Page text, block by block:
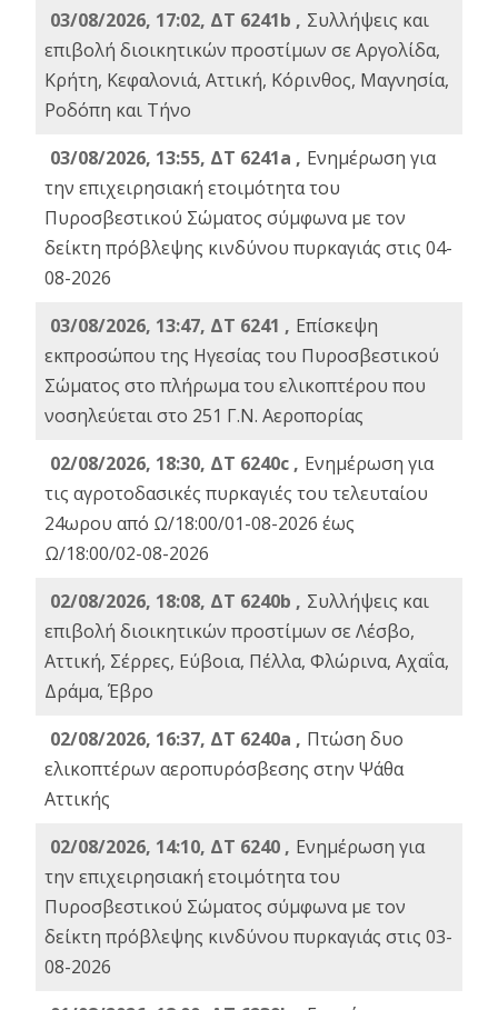
03/08/2026, 17:02, ΔΤ 6241b , Συλλήψεις και
επιβολή διοικητικών προστίμων σε Αργολίδα,
Κρήτη, Κεφαλονιά, Αττική, Κόρινθος, Μαγνησία,
Ροδόπη και Τήνο
03/08/2026, 13:55, ΔΤ 6241a , Ενημέρωση για
την επιχειρησιακή ετοιμότητα του
Πυροσβεστικού Σώματος σύμφωνα με τον
δείκτη πρόβλεψης κινδύνου πυρκαγιάς στις 04-
08-2026
03/08/2026, 13:47, ΔΤ 6241 , Επίσκεψη
εκπροσώπου της Ηγεσίας του Πυροσβεστικού
Σώματος στο πλήρωμα του ελικοπτέρου που
νοσηλεύεται στο 251 Γ.Ν. Αεροπορίας
02/08/2026, 18:30, ΔΤ 6240c , Ενημέρωση για
τις αγροτοδασικές πυρκαγιές του τελευταίου
24ωρου από Ω/18:00/01-08-2026 έως
Ω/18:00/02-08-2026
02/08/2026, 18:08, ΔΤ 6240b , Συλλήψεις και
επιβολή διοικητικών προστίμων σε Λέσβο,
Αττική, Σέρρες, Εύβοια, Πέλλα, Φλώρινα, Αχαΐα,
Δράμα, Έβρο
02/08/2026, 16:37, ΔΤ 6240a , Πτώση δυο
ελικοπτέρων αεροπυρόσβεσης στην Ψάθα
Αττικής
02/08/2026, 14:10, ΔΤ 6240 , Ενημέρωση για
την επιχειρησιακή ετοιμότητα του
Πυροσβεστικού Σώματος σύμφωνα με τον
δείκτη πρόβλεψης κινδύνου πυρκαγιάς στις 03-
08-2026